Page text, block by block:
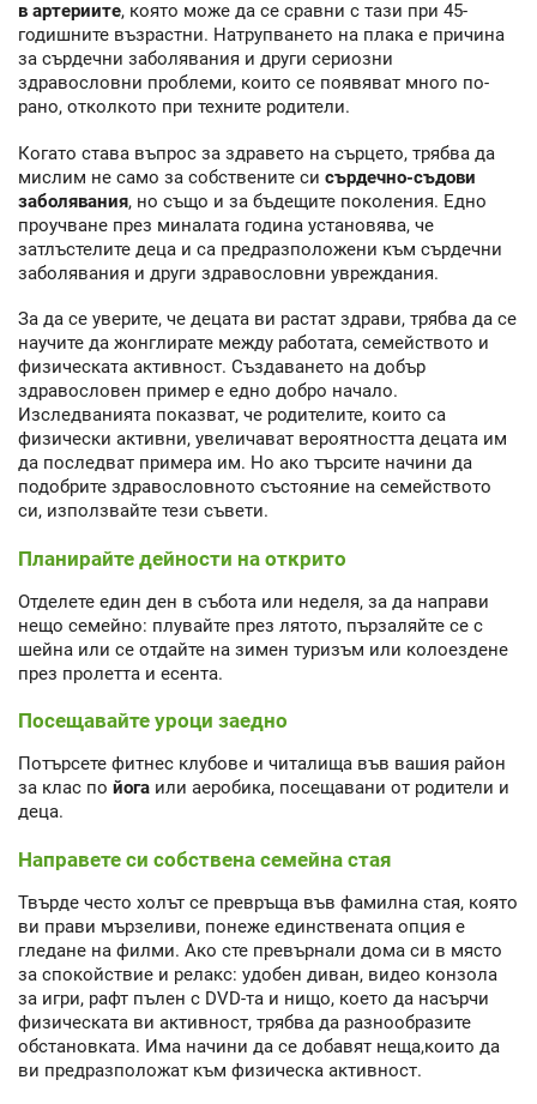
в артериите, която може да се сравни с тази при 45-
годишните възрастни. Натрупването на плака е причина
за сърдечни заболявания и други сериозни
здравословни проблеми, които се появяват много по-
рано, отколкото при техните родители.
Когато става въпрос за здравето на сърцето, трябва да
мислим не само за собствените си сърдечно-съдови
заболявания, но също и за бъдещите поколения. Едно
проучване през миналата година установява, че
затлъстелите деца и са предразположени към сърдечни
заболявания и други здравословни увреждания.
За да се уверите, че децата ви растат здрави, трябва да се
научите да жонглирате между работата, семейството и
физическата активност. Създаването на добър
здравословен пример е едно добро начало.
Изследванията показват, че родителите, които са
физически активни, увеличават вероятността децата им
да последват примера им. Но ако търсите начини да
подобрите здравословното състояние на семейството
си, използвайте тези съвети.
Планирайте дейности на открито
Отделете един ден в събота или неделя, за да направи
нещо семейно: плувайте през лятото, пързаляйте се с
шейна или се отдайте на зимен туризъм или колоездене
през пролетта и есента.
Посещавайте уроци заедно
Потърсете фитнес клубове и читалища във вашия район
за клас по йога или аеробика, посещавани от родители и
деца.
Направете си собствена семейна стая
Твърде често холът се превръща във фамилна стая, която
ви прави мързеливи, понеже единствената опция е
гледане на филми. Ако сте превърнали дома си в място
за спокойствие и релакс: удобен диван, видео конзола
за игри, рафт пълен с DVD-та и нищо, което да насърчи
физическата ви активност, трябва да разнообразите
обстановката. Има начини да се добавят неща,които да
ви предразположат към физическа активност.